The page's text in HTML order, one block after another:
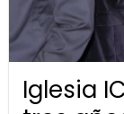
Iglesia